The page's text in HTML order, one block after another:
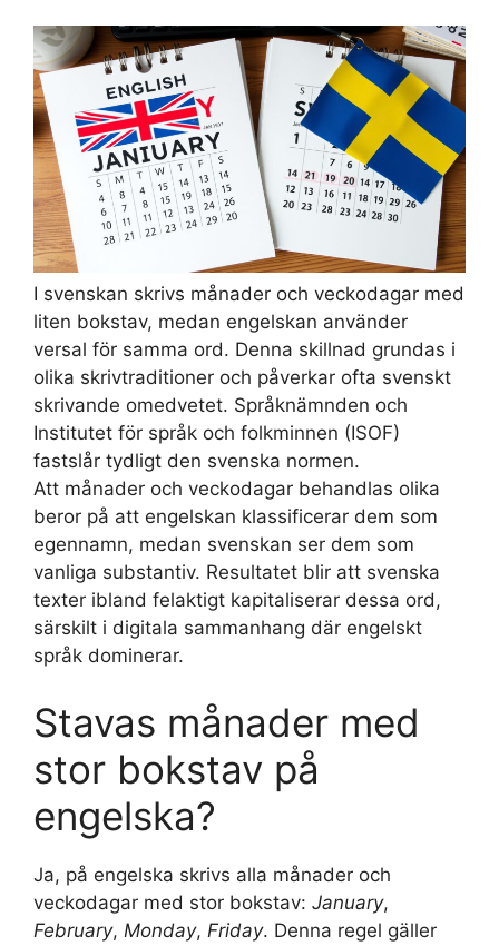
I svenskan skrivs månader och veckodagar med
liten bokstav, medan engelskan använder
versal för samma ord. Denna skillnad grundas i
olika skrivtraditioner och påverkar ofta svenskt
skrivande omedvetet. Språknämnden och
Institutet för språk och folkminnen (ISOF)
fastslår tydligt den svenska normen.
Att månader och veckodagar behandlas olika
beror på att engelskan klassificerar dem som
egennamn, medan svenskan ser dem som
vanliga substantiv. Resultatet blir att svenska
texter ibland felaktigt kapitaliserar dessa ord,
särskilt i digitala sammanhang där engelskt
språk dominerar.
Stavas månader med
stor bokstav på
engelska?
Ja, på engelska skrivs alla månader och
veckodagar med stor bokstav: January,
February, Monday, Friday. Denna regel gäller